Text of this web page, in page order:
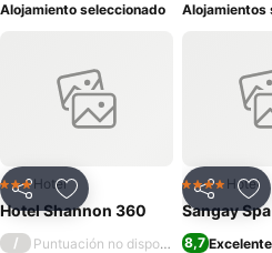
Alojamiento seleccionado
CompartirAgregar a favoritos
3 Estrellas
Hotel
Hotel Shannon 360
/ Puntuación no disponible
Alojamientos
Compartir
4 EstrellasHotel
Sangay
8,7 Excelente